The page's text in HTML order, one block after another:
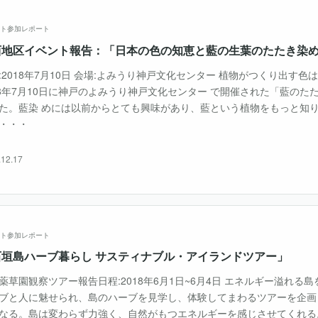
入会のご案内 イベント＆セミナー シンポジウ
参加レポート
区イベント報告：「日本の色の知恵と藍の生葉のたたき染
年7月10日 会場:よみうり神戸文化センター 植物がつくり出す色
7月10日に神戸のよみうり神戸文化センター で開催された「藍のた
。藍染 めには以前からとても興味があり、藍という植物をもっと知
・・
参加レポート
島ハーブ暮らし サスティナブル・アイランドツアー」
草園観察ツアー報告日程:2018年6月1日~6月4日 エネルギー溢れる島
と人に魅せられ、島のハーブを見学し、体験してまわるツアーを企
る。島は変わらず力強く、自然がもつエネルギーを感じさせてくれ